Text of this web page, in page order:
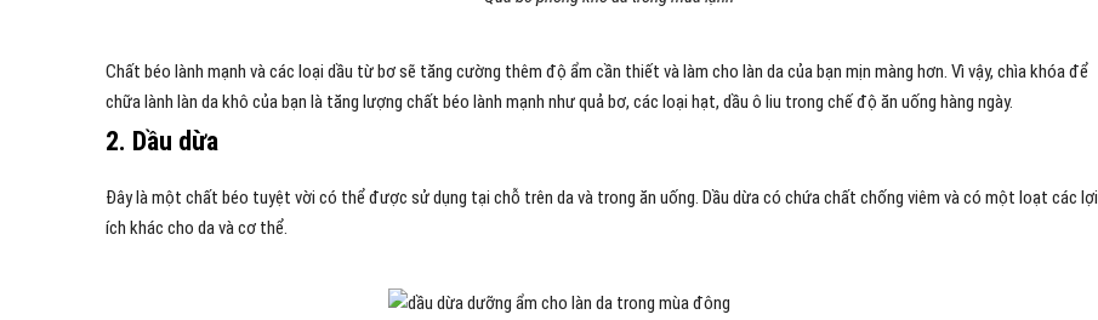
Chất béo lành mạnh và các loại dầu từ bơ sẽ tăng cường thêm độ ẩm cần thiết và làm cho làn da của bạn mịn màng hơn. Vì vậy, chìa khóa để
chữa lành làn da khô của bạn là tăng lượng chất béo lành mạnh như quả bơ, các loại hạt, dầu ô liu trong chế độ ăn uống hàng ngày.
2. Dầu dừa
Đây là một chất béo tuyệt vời có thể được sử dụng tại chỗ trên da và trong ăn uống. Dầu dừa có chứa chất chống viêm và có một loạt các lợi
ích khác cho da và cơ thể.